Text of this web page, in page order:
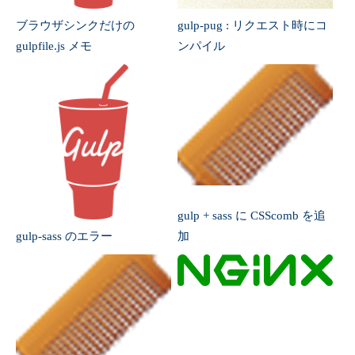
ブラウザシンクだけの
gulpfile.js メモ
gulp-pug : リクエスト時にコ
ンパイル
gulp-sass のエラー
gulp + sass に CSScomb を追
加